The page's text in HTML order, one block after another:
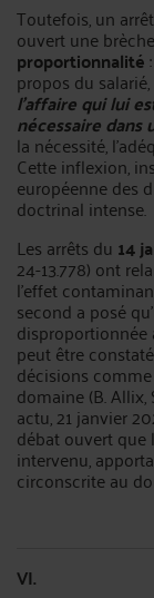
Toutefois, un
ouvert une
proportionnalité
propos du
l'affaire qui lui
nécessaire
la nécessité,
Cette inflexion,
européenne des
doctrinal intense.
Les arrêts du 14
24-13.778) ont
l'effet
second a posé
peut être
décisions
domaine (B. Allix,
actu, 21 janvier
débat ouvert
intervenu,
circonscrite au
VI.